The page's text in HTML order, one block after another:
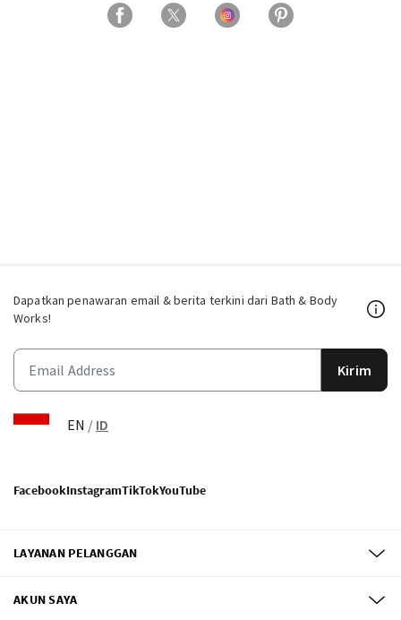
Dapatkan penawaran email & berita terkini dari Bath & Body
Works!
Kirim
EN / ID
FacebookInstagramTikTokYouTube
LAYANAN PELANGGAN
AKUN SAYA